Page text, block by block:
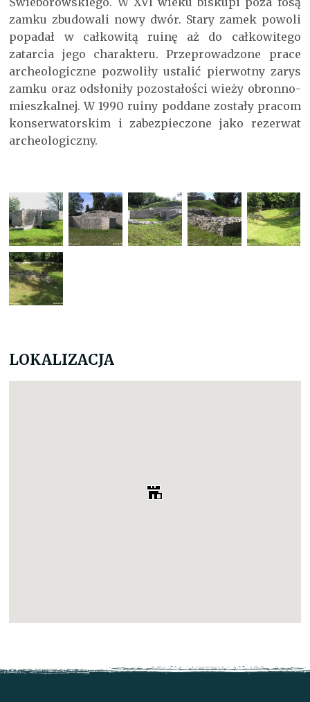
zamku zbudowali nowy dwór. Stary zamek powoli
popadał w całkowitą ruinę aż do całkowitego
zatarcia jego charakteru. Przeprowadzone prace
archeologiczne pozwoliły ustalić pierwotny zarys
zamku oraz odsłoniły pozostałości wieży obronno-
mieszkalnej. W 1990 ruiny poddane zostały pracom
konserwatorskim i zabezpieczone jako rezerwat
archeologiczny.
LOKALIZACJA